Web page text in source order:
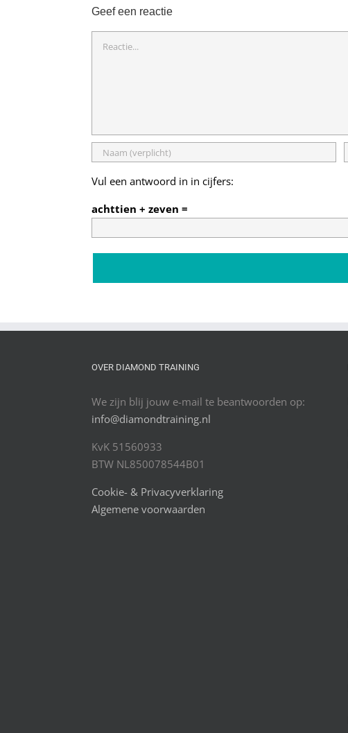
Geef een reactie
Vul een antwoord in in cijfers:
achttien + zeven =
OVER DIAMOND TRAINING
We zijn blij jouw e-mail te beantwoorden op:
info@diamondtraining.nl
KvK 51560933
BTW NL850078544B01
Cookie- & Privacyverklaring
Algemene voorwaarden